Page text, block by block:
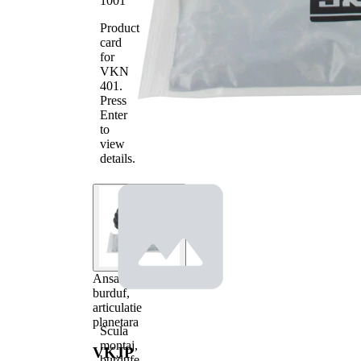
Ansamblu
burduf,
articulatie
planetara
VKJP
Product
card
for
VKN
401 .
Press
Enter
to
view
details.
Scula
montaj,